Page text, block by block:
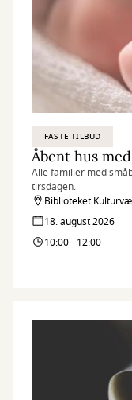
FASTE TILBUD
Åbent hus
Alle familier med
tirsdagen.
Biblioteket
18. august 2026
10:00 - 12:00